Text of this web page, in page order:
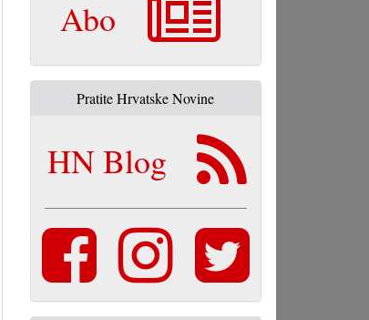
Abo
Pratite Hrvatske Novine
HN Blog